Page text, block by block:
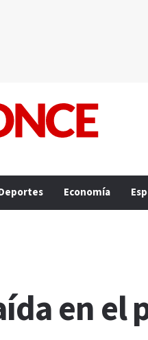
Economía
en el